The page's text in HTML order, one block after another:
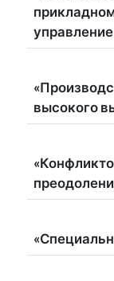
высокого